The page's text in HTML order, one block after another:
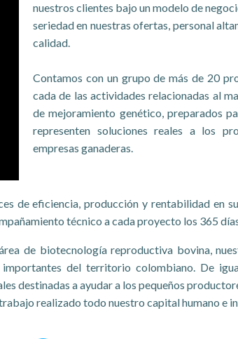
nuestros clientes bajo un modelo de
seriedad en nuestras ofertas, personal
calidad.
Contamos con un grupo de más de 20
cada de las actividades relacionadas al
de mejoramiento genético, preparados
representen soluciones reales a los
empresas ganaderas.
de eficiencia, producción y rentabilidad en
técnico a cada proyecto los 365
de biotecnología reproductiva bovina,
del territorio colombiano. De
destinadas a ayudar a los pequeños
realizado todo nuestro capital humano e